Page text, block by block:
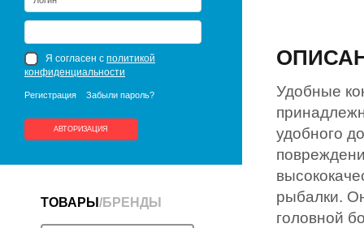
Я согласен с политикой
конфиденциальности
Регистрация Забыли пароль?
АВТОРИЗАЦИЯ
ТОВАРЫ /БРЕНДЫ
Удобные
удобного
рыбалки.
головной